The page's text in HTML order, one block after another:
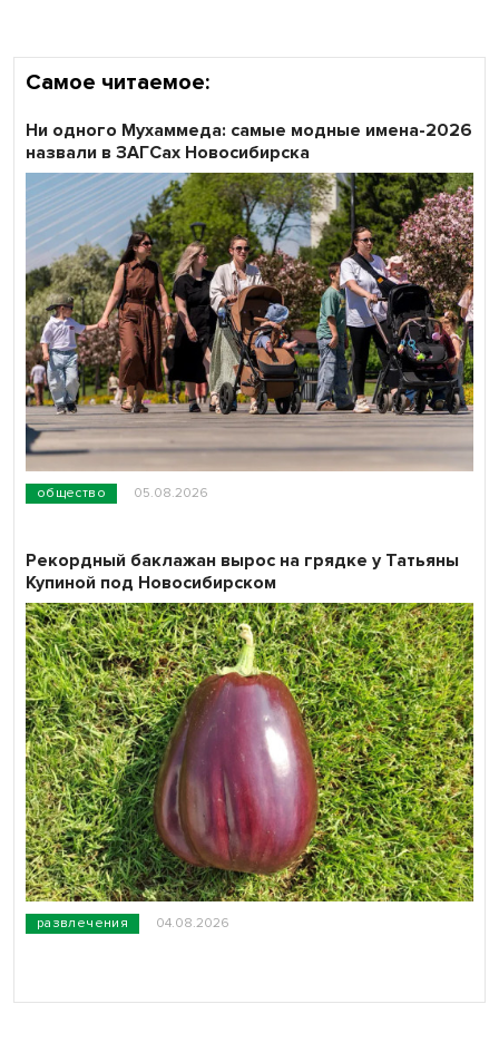
Самое читаемое:
общество 05.08.2026
Ни одного Мухаммеда: самые модные имена-2026
назвали в ЗАГСах Новосибирска
развлечения 04.08.2026
Рекордный баклажан вырос на грядке у Татьяны
Купиной под Новосибирском